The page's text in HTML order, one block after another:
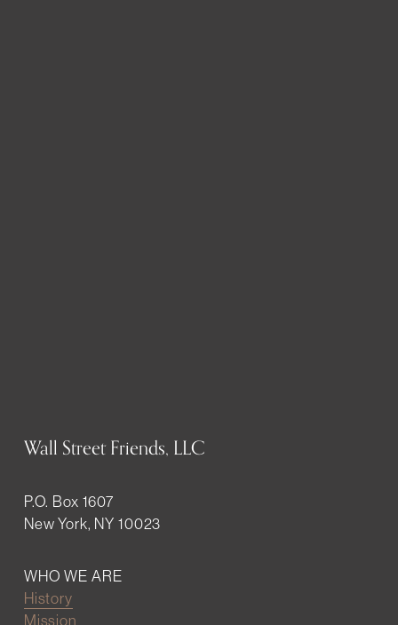
Wall Street Friends, LLC
P.O. Box 1607
New York, NY 10023
WHO WE ARE
History
Mission